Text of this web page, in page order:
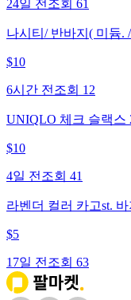
24일 전 조회 61
나시티/ 반바지( 미듐. /
$10
6시간 전 조회 12
UNIQLO 체크 슬랙스
$10
4일 전 조회 41
라벤더 컬러 카고st. 바
$5
17일 전 조회 63